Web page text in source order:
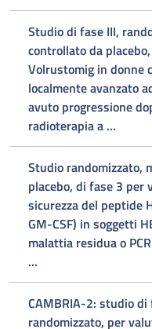
Studio di fase III,
controllato da
Volrustomig in donne
localmente avanzato
avuto progressione
radioterapia a ...
Studio randomizzato,
placebo, di fase 3 per
sicurezza del peptide
GM-CSF) in soggetti
malattia residua o
...
CAMBRIA-2: studio di
randomizzato, per